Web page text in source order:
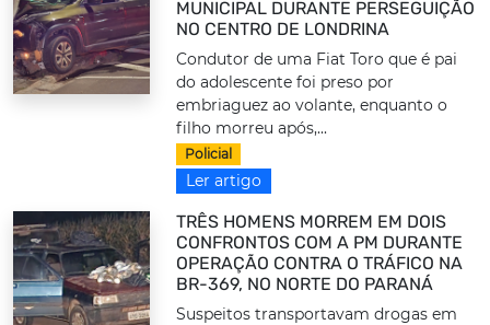
MUNICIPAL DURANTE PERSEGUIÇÃO
NO CENTRO DE LONDRINA
Condutor de uma Fiat Toro que é pai
do adolescente foi preso por
embriaguez ao volante, enquanto o
filho morreu após,...
Policial
Ler artigo
TRÊS HOMENS MORREM EM DOIS
CONFRONTOS COM A PM DURANTE
OPERAÇÃO CONTRA O TRÁFICO NA
BR-369, NO NORTE DO PARANÁ
Suspeitos transportavam drogas em